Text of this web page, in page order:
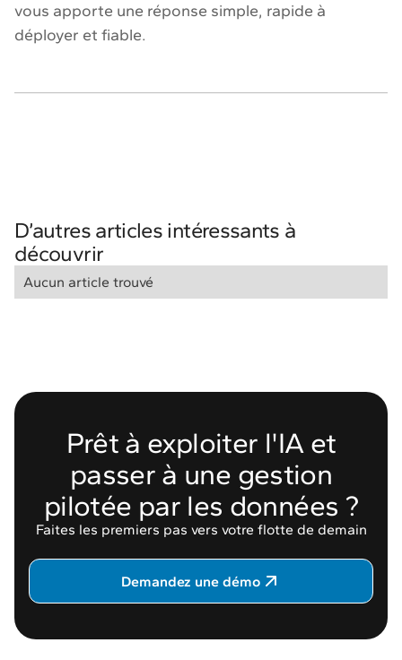
vous apporte une réponse simple, rapide à
déployer et fiable.
D’autres articles intéressants à
découvrir
Aucun article trouvé
Prêt à exploiter l'IA et
passer à une gestion
pilotée par les données ?
Faites les premiers pas vers votre flotte de demain
Demandez une démo